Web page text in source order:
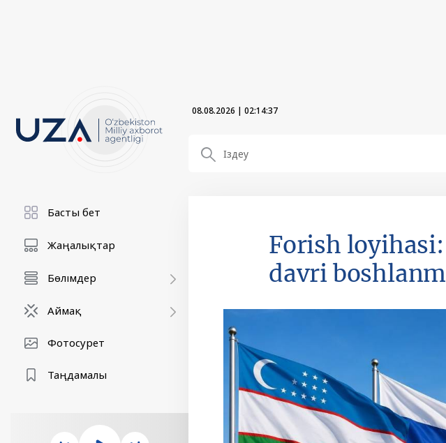
08.08.2026 | 02:14:38
Басты бет
Жаңалықтар
Бөлімдер
Аймақ
Фотосурет
Таңдамалы
Forish
davri